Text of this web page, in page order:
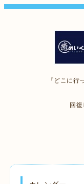
『どこに行
回